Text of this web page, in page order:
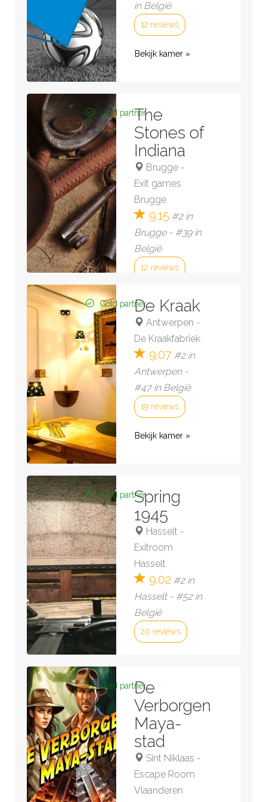
in België
12 reviews
Bekijk kamer »
Gold partnerThe
Stones of
Indiana
Brugge -
Exit games
Brugge
9.15 #2 in
Brugge - #39 in
België
12 reviews
Gold partnerDe Kraak
Antwerpen -
De Kraakfabriek
9.07 #2 in
Antwerpen -
#47 in België
19 reviews
Bekijk kamer »
Gold partnerSpring
1945
Hasselt -
Exitroom
Hasselt
9.02 #2 in
Hasselt - #52 in
België
20 reviews
Gold partner
De
Verborgen
Maya-
stad
Sint Niklaas -
Escape Room
Vlaanderen